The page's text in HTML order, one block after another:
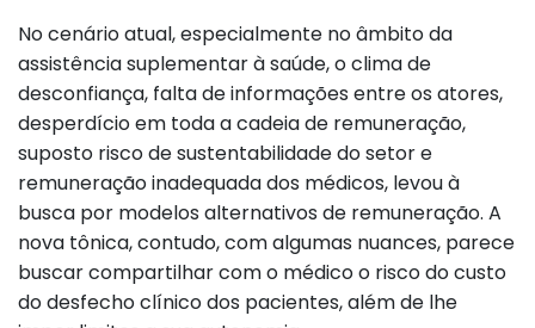
No cenário atual, especialmente no âmbito da
assistência suplementar à saúde, o clima de
desconfiança, falta de informações entre os atores,
desperdício em toda a cadeia de remuneração,
suposto risco de sustentabilidade do setor e
remuneração inadequada dos médicos, levou à
busca por modelos alternativos de remuneração. A
nova tônica, contudo, com algumas nuances, parece
buscar compartilhar com o médico o risco do custo
do desfecho clínico dos pacientes, além de lhe